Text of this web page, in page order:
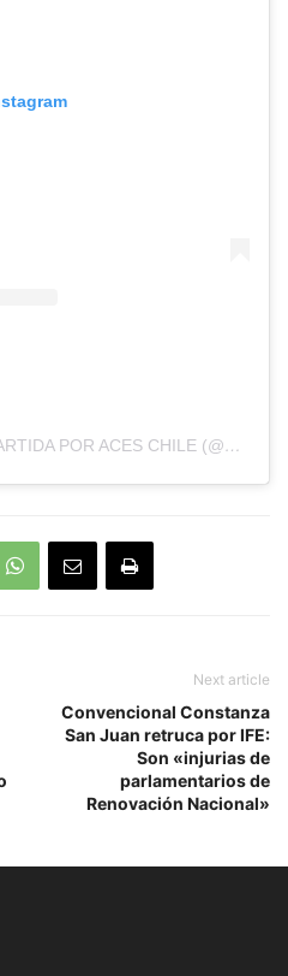
UNA PUBLICACIÓN COMPARTIDA POR ACES CHILE (@ACESCHILE)
Next article
Convencional Constanza
San Juan retruca por IFE:
Son «injurias de
parlamentarios de
Renovación Nacional»